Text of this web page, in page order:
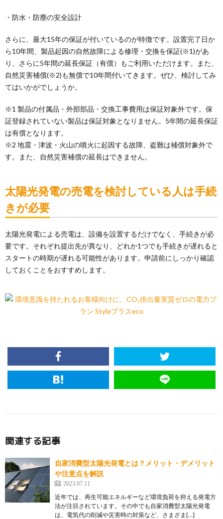
・防水・防塵の安全設計
さらに、最大15年の保証が付いているのが特徴です。設置完了日か
ら10年間、製品起因の自然故障による修理・交換を保証(※1)があ
り、さらに5年間の延長保証（有償）もご利用いただけます。また、
自然災害補償(※2)も無償で10年間付いてきます。ぜひ、検討してみ
てはいかがでしょうか。
※1 製品の付属品・外部部品・交換工事費用は保証対象外です。保
証登録されていない製品は保証対象となりません。5年間の延長保証
は有償となります。
※2 地震・津波・火山の噴火に起因する故障、盗難は補償対象外で
す。また、自然災害補償の延長はできません。
太陽光発電の売電を検討している人は手続
きが必要
太陽光発電による売電は、設備を設置するだけでなく、手続きが必
要です。それぞれ提出先が異なり、どれか1つでも手続きが遅れると
スタートの時期が遅れる可能性があります。申請前にしっかり確認
しておくことをおすすめします。
関連する記事
自家消費型太陽光発電とは？メリット・デメリット
や注意点を解説
2023.07.11
近年では、再生可能エネルギーなど環境負荷を抑える発電方
法が注目されています。その中でも自家消費型太陽光発電
は、電気代の削減や災害時の対策など、さまざま[…]